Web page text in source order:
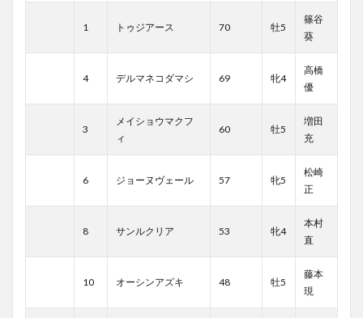
1 トゥジアース 70 牡5
篠谷
葵
4 デルマネコダマシ 69 牝4
高橋
優
3
メイショウマクフ
ィ
60 牡5
増田
充
6 ジョーヌヴェール 57 牝5
松崎
正
8 サンルクリア 53 牝4
本村
直
10 オーシンアズキ 48 牡5
藤本
現